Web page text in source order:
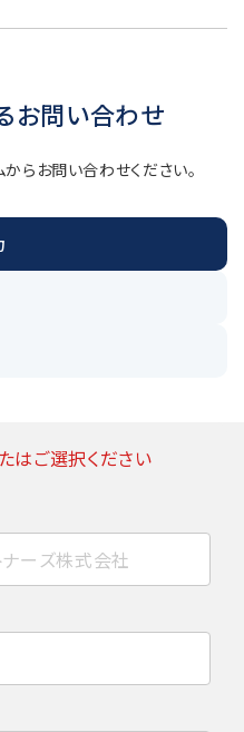
お問い合わせ
らお問い合わせください。
ご選択ください